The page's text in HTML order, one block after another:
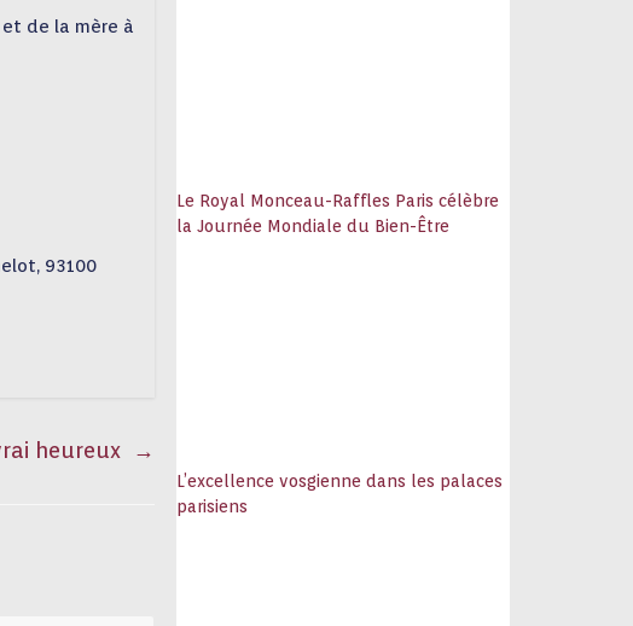
de la mère à
93100
heureux →
Le Royal Monceau-Raffles Paris célèbre
la Journée Mondiale du Bien-Être
L’excellence vosgienne dans les palaces
parisiens